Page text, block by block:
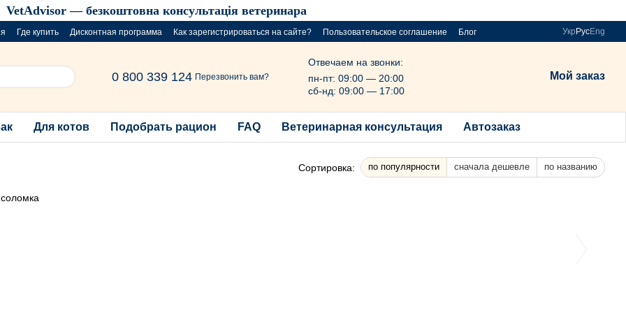
VetAdvisor — безкоштовна консультація ветеринара
Где купить Дисконтная программа Как зарегистрироваться на сайте? Пользовательское соглашение
Блог
Укр РусEng
0 800 339 124 Перезвонить вам?
Отвечаем на звонки:
пн-пт: 09:00 — 20:00
сб-нд: 09:00 — 17:00
Мой заказ
Для котов Подобрать рацион FAQ Ветеринарная консультация Автозаказ
Сортировка: по популярности сначала дешевле по названию